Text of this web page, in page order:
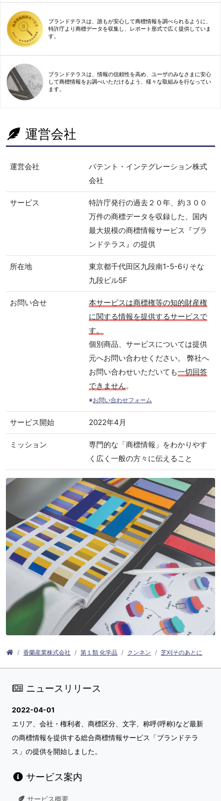
ブランドテラスは、誰もが安心して商標情報を調べられるように、
特許庁より商標データを収集し、レポート形式で広く提供していま
す。
ブランドテラスは、情報の信頼性を高め、ユーザのみなさまに安心
して商標情報をお調べいただけるよう、様々な取組みを行なってい
ます。
運営会社
運営会社
パテント・インテグレーション株式
会社
サービス
特許庁発行の過去２０年、約３００
万件の商標データを収録した、国内
最大規模の商標情報サービス『ブラ
ンドテラス』の提供
所在地
東京都千代田区九段南1-5-6りそな
九段ビル5F
お問い合せ
本サービスは商標権等の知的財産権
に関する情報を提供するサービスで
す。
個別商品、サービスについては提供
元へお問い合わせください。 弊社へ
お問い合わせいただいても一切回答
できません。
※お問い合わせフォーム
サービス開始 2022年4月
ミッション
専門的な「商標情報」をわかりやす
く広く一般の方々に伝えること
香蘭産業株式会社 第１類 化学品 クンネン 芝刈そのあとに
ニュースリリース
2022-04-01
エリア、会社・権利者、商標区分、文字、称呼(呼称)など最新
の商標情報を提供する総合商標情報サービス「ブランドテラ
ス」の提供を開始しました。
サービス案内
サービス概要